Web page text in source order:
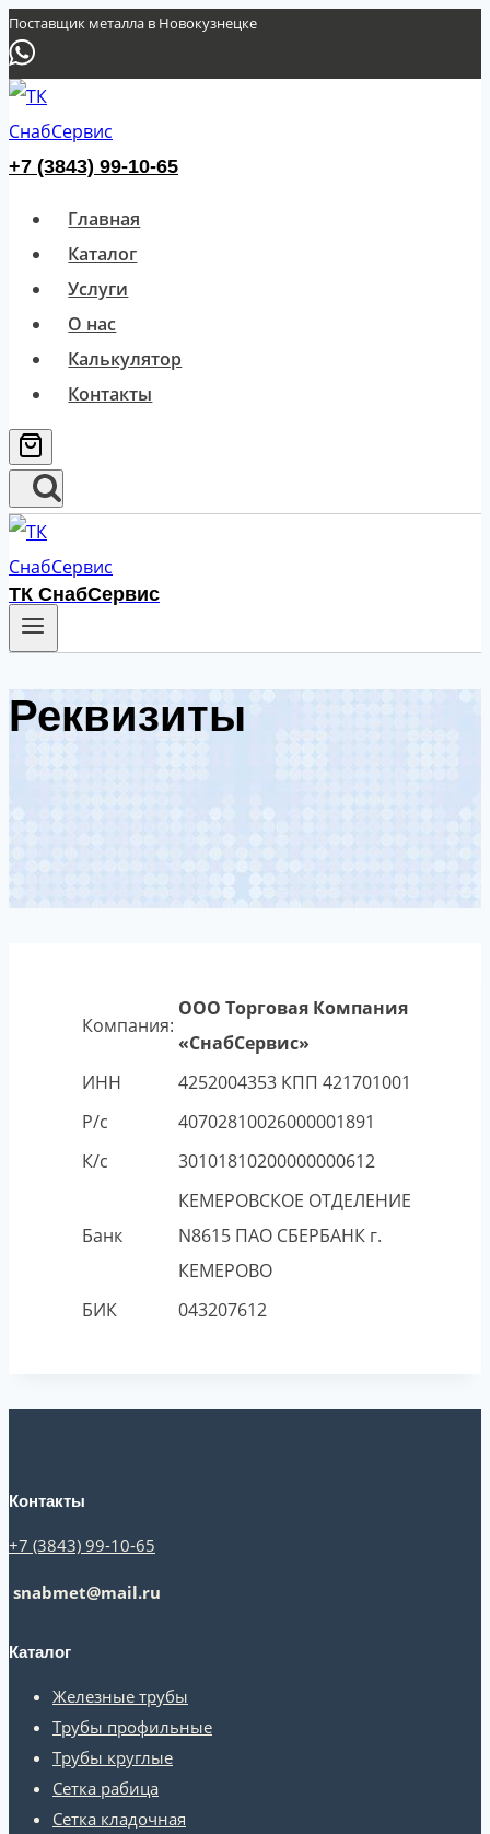
Перейти
к
содержимому
Поставщик металла в Новокузнецке
+7 (3843) 99-10-65
Главная
Каталог
Услуги
О нас
Калькулятор
Контакты
ТК СнабСервис
Реквизиты
Компания:
ООО Торговая Компания
«СнабСервис»
ИНН
4252004353 КПП 421701001
Р/с
40702810026000001891
К/с
30101810200000000612
Банк
КЕМЕРОВСКОЕ ОТДЕЛЕНИЕ
N8615 ПАО СБЕРБАНК г.
КЕМЕРОВО
БИК
043207612
Контакты
+7 (3843) 99-10-65
snabmet@mail.ru
Каталог
Железные трубы
Трубы профильные
Трубы круглые
Сетка рабица
Сетка кладочная